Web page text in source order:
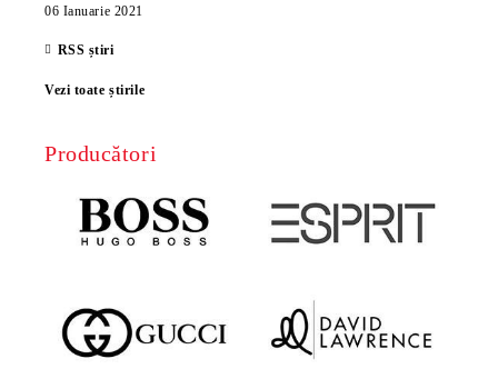
06 Ianuarie 2021
RSS știri
Vezi toate știrile
Producători